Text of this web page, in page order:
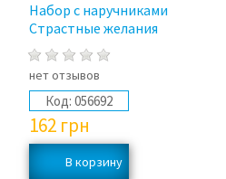
Набор с наручниками
Страстные желания
нет отзывов
Код: 056692
162 грн